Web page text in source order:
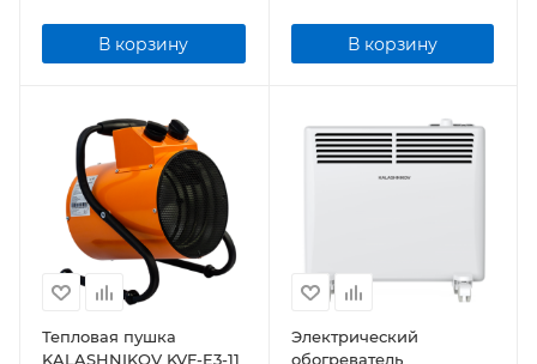
В корзину В корзину
Тепловая пушка
KALASHNIKOV KVF-E3-11
Электрический
обогреватель